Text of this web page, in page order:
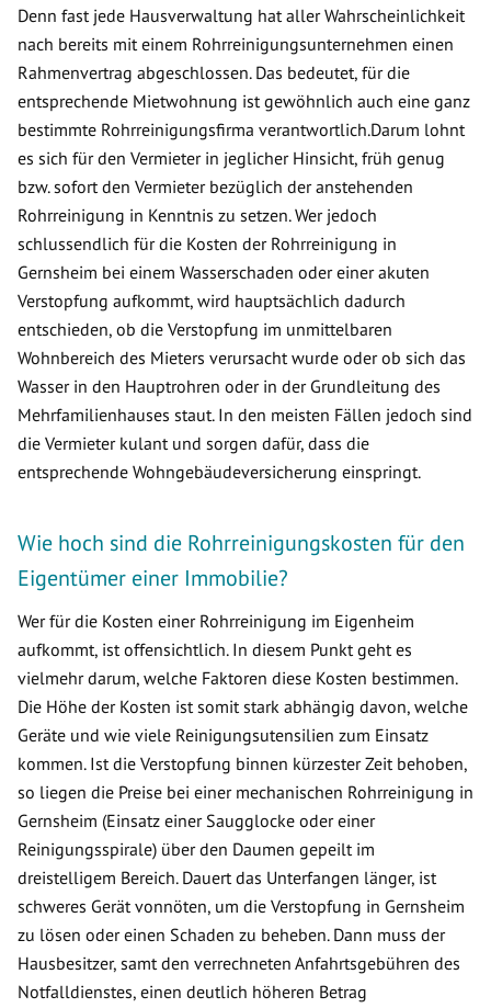
Denn fast jede Hausverwaltung hat aller Wahrscheinlichkeit
nach bereits mit einem Rohrreinigungsunternehmen einen
Rahmenvertrag abgeschlossen. Das bedeutet, für die
entsprechende Mietwohnung ist gewöhnlich auch eine ganz
bestimmte Rohrreinigungsfirma verantwortlich.Darum lohnt
es sich für den Vermieter in jeglicher Hinsicht, früh genug
bzw. sofort den Vermieter bezüglich der anstehenden
Rohrreinigung in Kenntnis zu setzen. Wer jedoch
schlussendlich für die Kosten der Rohrreinigung in
Gernsheim bei einem Wasserschaden oder einer akuten
Verstopfung aufkommt, wird hauptsächlich dadurch
entschieden, ob die Verstopfung im unmittelbaren
Wohnbereich des Mieters verursacht wurde oder ob sich das
Wasser in den Hauptrohren oder in der Grundleitung des
Mehrfamilienhauses staut. In den meisten Fällen jedoch sind
die Vermieter kulant und sorgen dafür, dass die
entsprechende Wohngebäudeversicherung einspringt.
Wie hoch sind die Rohrreinigungskosten für den
Eigentümer einer Immobilie?
Wer für die Kosten einer Rohrreinigung im Eigenheim
aufkommt, ist offensichtlich. In diesem Punkt geht es
vielmehr darum, welche Faktoren diese Kosten bestimmen.
Die Höhe der Kosten ist somit stark abhängig davon, welche
Geräte und wie viele Reinigungsutensilien zum Einsatz
kommen. Ist die Verstopfung binnen kürzester Zeit behoben,
so liegen die Preise bei einer mechanischen Rohrreinigung in
Gernsheim (Einsatz einer Saugglocke oder einer
Reinigungsspirale) über den Daumen gepeilt im
dreistelligem Bereich. Dauert das Unterfangen länger, ist
schweres Gerät vonnöten, um die Verstopfung in Gernsheim
zu lösen oder einen Schaden zu beheben. Dann muss der
Hausbesitzer, samt den verrechneten Anfahrtsgebühren des
Notfalldienstes, einen deutlich höheren Betrag